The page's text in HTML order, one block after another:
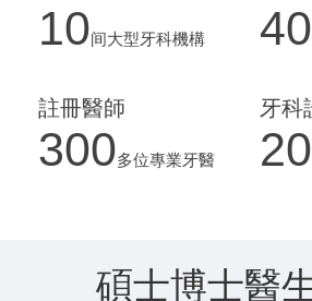
10间大型牙科機構
註冊醫師
300多位專業牙醫
牙科
碩士博士醫